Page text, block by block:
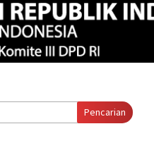
Pencarian